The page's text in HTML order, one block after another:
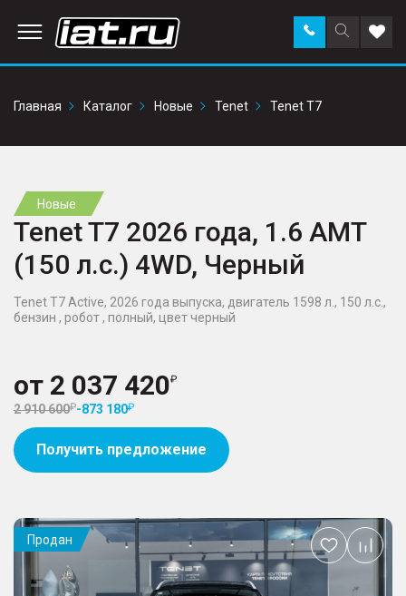
Поиск
по
Заказать
звонок в
Главная
Каталог Новые Tenet Tenet T7
Новые
Tenet T7 2026 года, 1.6 AMT
(150 л.с.) 4WD, Черный
Tenet T7 Active, 2026 года выпуска, двигатель 1598 л., 150 л.с.,
бензин , робот , полный, цвет черный
от 2 037 420
2 910 600 -873 180
Получить предложение
Продан
Добавить
в
избранное